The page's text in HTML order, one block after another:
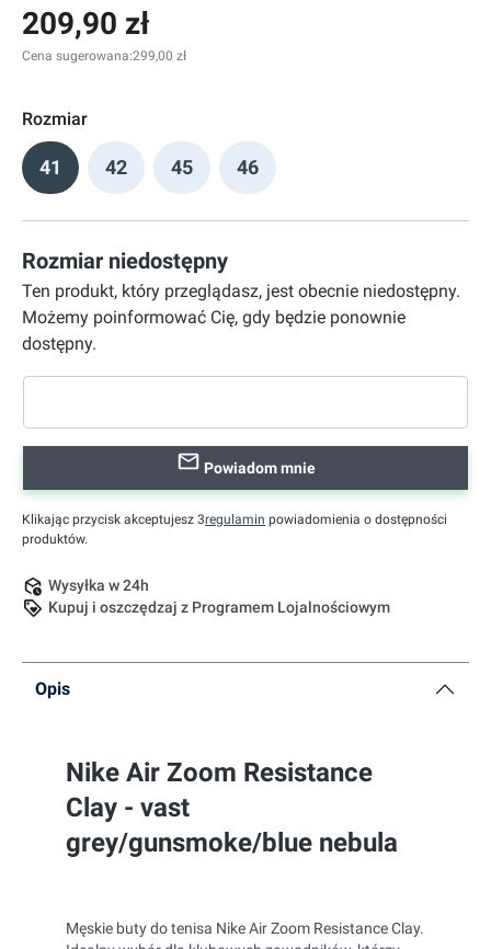
209,90 zł
Cena sugerowana:299,00 zł
Rozmiar
41 42 45 46
Rozmiar niedostępny
Ten produkt, który przeglądasz, jest obecnie niedostępny.
Możemy poinformować Cię, gdy będzie ponownie
dostępny.
Powiadom mnie
Klikając przycisk akceptujesz 3regulamin powiadomienia o dostępności
produktów.
Wysyłka w 24h
Kupuj i oszczędzaj z Programem Lojalnościowym
Opis
Nike Air Zoom Resistance
Clay - vast
grey/gunsmoke/blue nebula
Męskie buty do tenisa Nike Air Zoom Resistance Clay.